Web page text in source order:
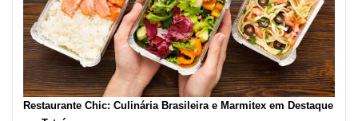
Paulo
com
Restaurante Chic: Culinária Brasileira e Marmitex em Destaque